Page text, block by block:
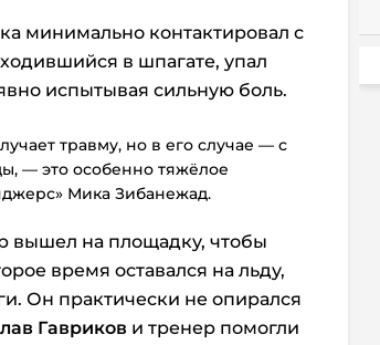
минимально контактировал с
в шпагате, упал
испытывая сильную боль.
травму, но в его случае — с
— это особенно тяжёлое
Мика Зибанежад.
вышел на площадку, чтобы
время оставался на льду,
Он практически не опирался
Гавриков и тренер помогли